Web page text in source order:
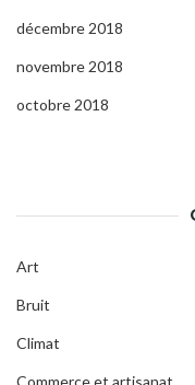
décembre 2018
novembre 2018
octobre 2018
Art
Bruit
Climat
Commerce et artisanat